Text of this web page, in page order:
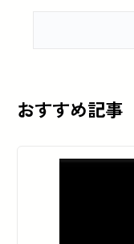
おすすめ記事